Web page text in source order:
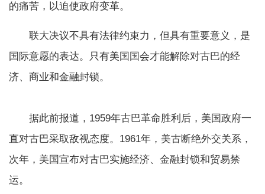
的痛苦，以迫使政府变革。
联大决议不具有法律约束力，但具有重要意义，是
国际意愿的表达。只有美国国会才能解除对古巴的经
济、商业和金融封锁。
据此前报道，1959年古巴革命胜利后，美国政府一
直对古巴采取敌视态度。1961年，美古断绝外交关系，
次年，美国宣布对古巴实施经济、金融封锁和贸易禁
运。